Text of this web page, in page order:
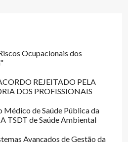
Ocupacionais dos
REJEITADO PELA
DOS PROFISSIONAIS
Médico de Saúde Pública da
TSDT de Saúde Ambiental
Avançados de Gestão da